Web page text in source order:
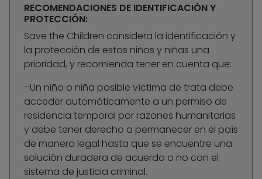
RECOMENDACIONES DE IDENTIFICACIÓN Y
PROTECCIÓN:
Save the Children considera la identificación y
la protección de estos niños y niñas una
prioridad, y recomienda tener en cuenta que:
–Un niño o niña posible víctima de trata debe
acceder automáticamente a un permiso de
residencia temporal por razones humanitarias
y debe tener derecho a permanecer en el país
de manera legal hasta que se encuentre una
solución duradera de acuerdo o no con el
sistema de justicia criminal.